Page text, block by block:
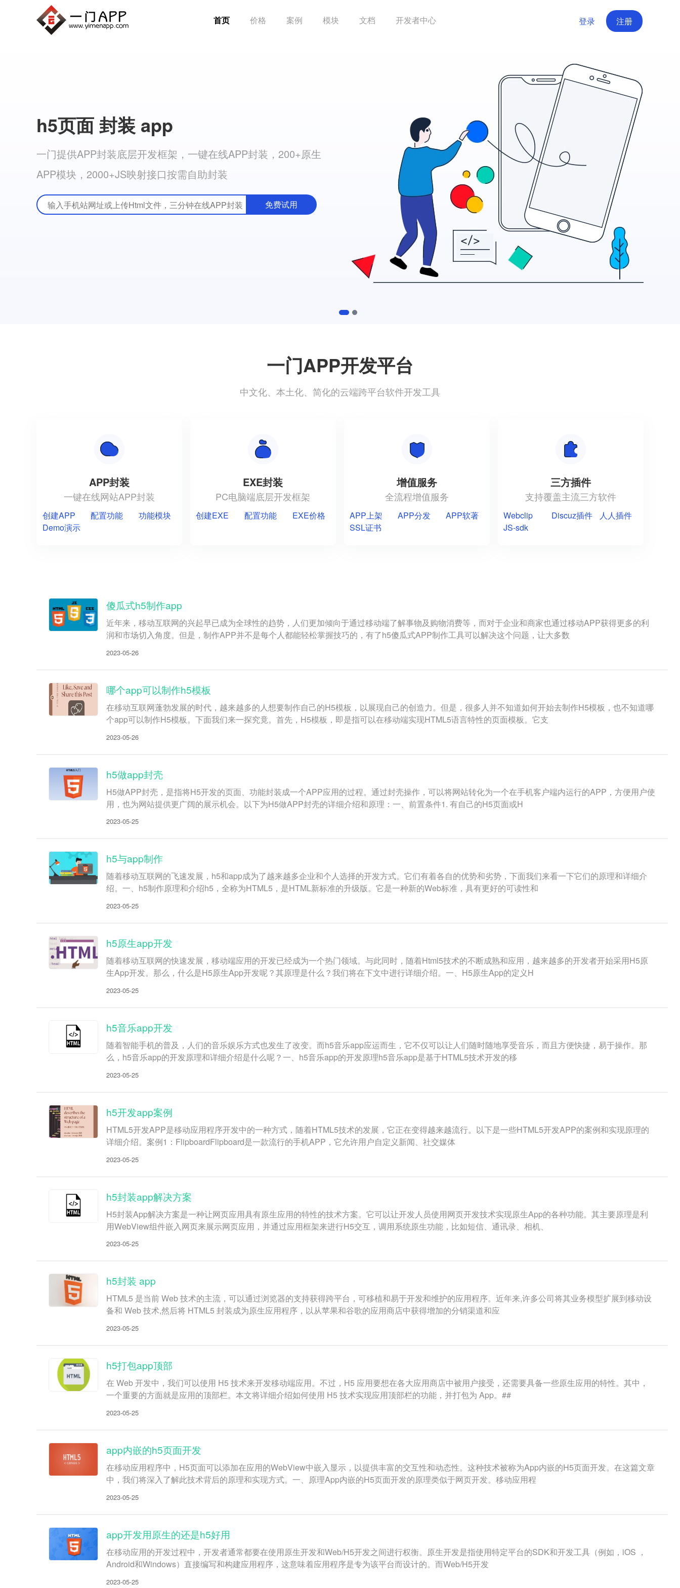
首页 价格 案例 模块 文档 开发者中心 登录 注册
h5页面 封装 app
一门提供APP封装底层开发框架，一键在线APP封装，200+原生
APP模块，2000+JS映射接口按需自助封装
免费试用
1 2
一门APP开发平台
中文化、本土化、简化的云端跨平台软件开发工具
APP封装
一键在线网站APP封装
创建APP 配置功能
功能模块
Demo演示
EXE封装
PC电脑端底层开发框架
创建EXE 配置功能 EXE价格
增值服务
全流程增值服务
APP上架 APP分发
APP软著
SSL证书
三方插件
支持覆盖主流三方软件
Webclip Discuz插件
人人插件
JS-sdk
傻瓜式h5制作app
近年来，移动互联网的兴起早已成为全球性的趋势，人们更加倾向于通过移动端了解事物及购物消费等，而对于企业和商家也通过移动APP获得更多的利
润和市场切入角度。但是，制作APP并不是每个人都能轻松掌握技巧的，有了h5傻瓜式APP制作工具可以解决这个问题，让大多数
2023-05-26
哪个app可以制作h5模板
在移动互联网蓬勃发展的时代，越来越多的人想要制作自己的H5模板，以展现自己的创造力。但是，很多人并不知道如何开始去制作H5模板，也不知道哪
个app可以制作H5模板。下面我们来一探究竟。首先，H5模板，即是指可以在移动端实现HTML5语言特性的页面模板。它支
2023-05-26
h5做app封壳
H5做APP封壳，是指将H5开发的页面、功能封装成一个APP应用的过程。通过封壳操作，可以将网站转化为一个在手机客户端内运行的APP，方便用户使
用，也为网站提供更广阔的展示机会。以下为H5做APP封壳的详细介绍和原理：一、前置条件1. 有自己的H5页面或H
2023-05-25
h5与app制作
随着移动互联网的飞速发展，h5和app成为了越来越多企业和个人选择的开发方式。它们有着各自的优势和劣势，下面我们来看一下它们的原理和详细介
绍。一、h5制作原理和介绍h5，全称为HTML5，是HTML新标准的升级版。它是一种新的Web标准，具有更好的可读性和
2023-05-25
h5原生app开发
随着移动互联网的快速发展，移动端应用的开发已经成为一个热门领域。与此同时，随着Html5技术的不断成熟和应用，越来越多的开发者开始采用H5原
生App开发。那么，什么是H5原生App开发呢？其原理是什么？我们将在下文中进行详细介绍。一、H5原生App的定义H
2023-05-25
h5音乐app开发
随着智能手机的普及，人们的音乐娱乐方式也发生了改变。而h5音乐app应运而生，它不仅可以让人们随时随地享受音乐，而且方便快捷，易于操作。那
么，h5音乐app的开发原理和详细介绍是什么呢？一、h5音乐app的开发原理h5音乐app是基于HTML5技术开发的移
2023-05-25
h5开发app案例
HTML5开发APP是移动应用程序开发中的一种方式，随着HTML5技术的发展，它正在变得越来越流行。以下是一些HTML5开发APP的案例和实现原理的
详细介绍。案例1：FlipboardFlipboard是一款流行的手机APP，它允许用户自定义新闻、社交媒体
2023-05-25
h5封装app解决方案
H5封装App解决方案是一种让网页应用具有原生应用的特性的技术方案。它可以让开发人员使用网页开发技术实现原生App的各种功能。其主要原理是利
用WebView组件嵌入网页来展示网页应用，并通过应用框架来进行H5交互，调用系统原生功能，比如短信、通讯录、相机、
2023-05-25
h5封装 app
HTML5 是当前 Web 技术的主流，可以通过浏览器的支持获得跨平台，可移植和易于开发和维护的应用程序。近年来,许多公司将其业务模型扩展到移动设
备和 Web 技术,然后将 HTML5 封装成为原生应用程序，以从苹果和谷歌的应用商店中获得增加的分销渠道和应
2023-05-25
h5打包app顶部
在 Web 开发中，我们可以使用 H5 技术来开发移动端应用。不过，H5 应用要想在各大应用商店中被用户接受，还需要具备一些原生应用的特性。其中，
一个重要的方面就是应用的顶部栏。本文将详细介绍如何使用 H5 技术实现应用顶部栏的功能，并打包为 App。##
2023-05-25
app内嵌的h5页面开发
在移动应用程序中，H5页面可以添加在应用的WebView中嵌入显示，以提供丰富的交互性和动态性。这种技术被称为App内嵌的H5页面开发。在这篇文章
中，我们将深入了解此技术背后的原理和实现方式。一、原理App内嵌的H5页面开发的原理类似于网页开发。移动应用程
2023-05-25
app开发用原生的还是h5好用
在移动应用的开发过程中，开发者通常都要在使用原生开发和Web/H5开发之间进行权衡。原生开发是指使用特定平台的SDK和开发工具（例如，iOS ，
Android和Windows）直接编写和构建应用程序，这意味着应用程序是专为该平台而设计的。而Web/H5开发
2023-05-25